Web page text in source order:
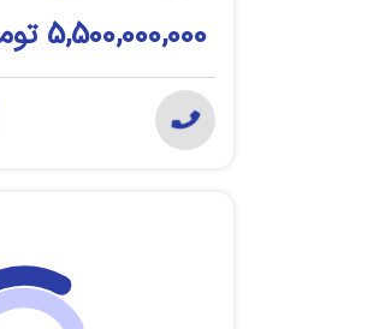
5,500,000,000 تومــان